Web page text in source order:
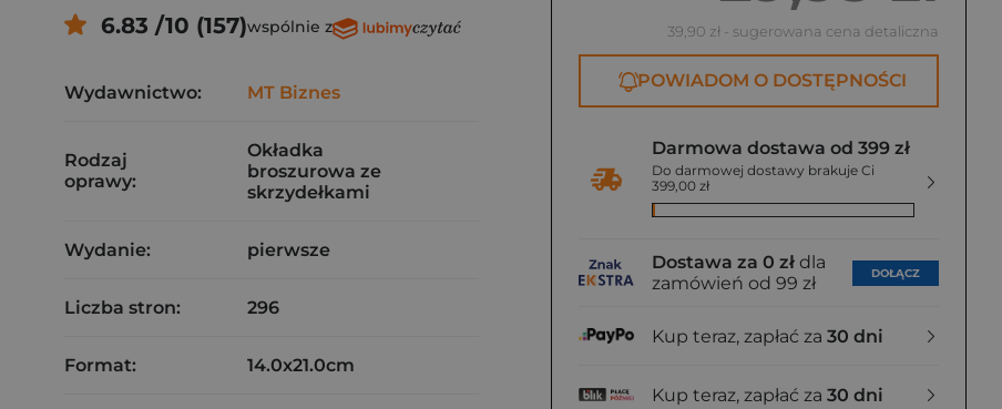
39,90 zł - sugerowana cena detaliczna
POWIADOM O DOSTĘPNOŚCI
Darmowa dostawa od 399 zł
Do darmowej dostawy brakuje Ci
399,00 zł
Dostawa za 0 zł dla
zamówień od 99 zł
DOŁĄCZ
Kup teraz, zapłać za 30 dni
Kup teraz, zapłać za 30 dni
6.83 /10 (157)wspólnie z
Wydawnictwo: MT Biznes
Rodzaj
oprawy:
Okładka
broszurowa ze
skrzydełkami
Wydanie: pierwsze
Liczba stron: 296
Format: 14.0x21.0cm